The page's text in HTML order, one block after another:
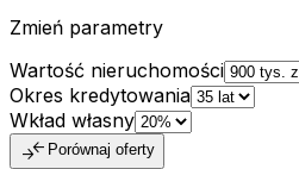
Zmień parametry
Wartość nieruchomości
Okres kredytowania
Wkład własny
compare_arrows Porównaj oferty